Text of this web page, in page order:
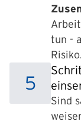
tun -
5
Sind